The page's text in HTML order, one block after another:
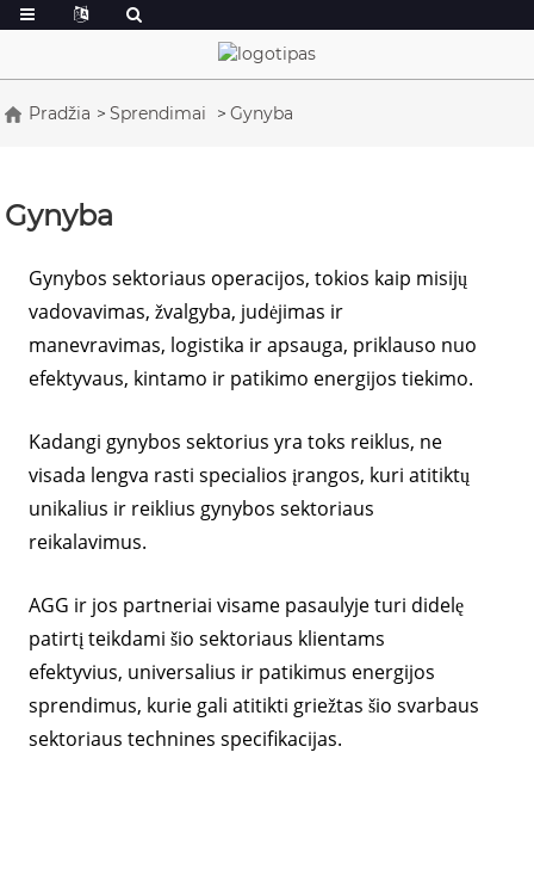
Pradžia Sprendimai Gynyba
Gynyba
Gynybos sektoriaus operacijos, tokios kaip misijų
vadovavimas, žvalgyba, judėjimas ir
manevravimas, logistika ir apsauga, priklauso nuo
efektyvaus, kintamo ir patikimo energijos tiekimo.
Kadangi gynybos sektorius yra toks reiklus, ne
visada lengva rasti specialios įrangos, kuri atitiktų
unikalius ir reiklius gynybos sektoriaus
reikalavimus.
AGG ir jos partneriai visame pasaulyje turi didelę
patirtį teikdami šio sektoriaus klientams
efektyvius, universalius ir patikimus energijos
sprendimus, kurie gali atitikti griežtas šio svarbaus
sektoriaus technines specifikacijas.